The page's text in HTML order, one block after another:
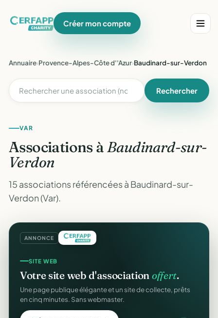
Créer mon compte
Annuaire›Provence-Alpes-Côte d''Azur›Baudinard-sur-Verdon
Rechercher
VAR
Associations àBaudinard-sur-
Verdon
15 associations référencées à Baudinard-sur-
Verdon (Var).
ANNONCE
REÇUS FISCAUX
Vos reçusCERFAautomatiques.
Générés et envoyés à vos donateurs en un clic,
conformes au modèle officiel n°11580.
SITE WEB
Votre site web d'associationoffert.
Une page publique élégante et un site de collecte, prêts
en cinq minutes. Sans webmaster.